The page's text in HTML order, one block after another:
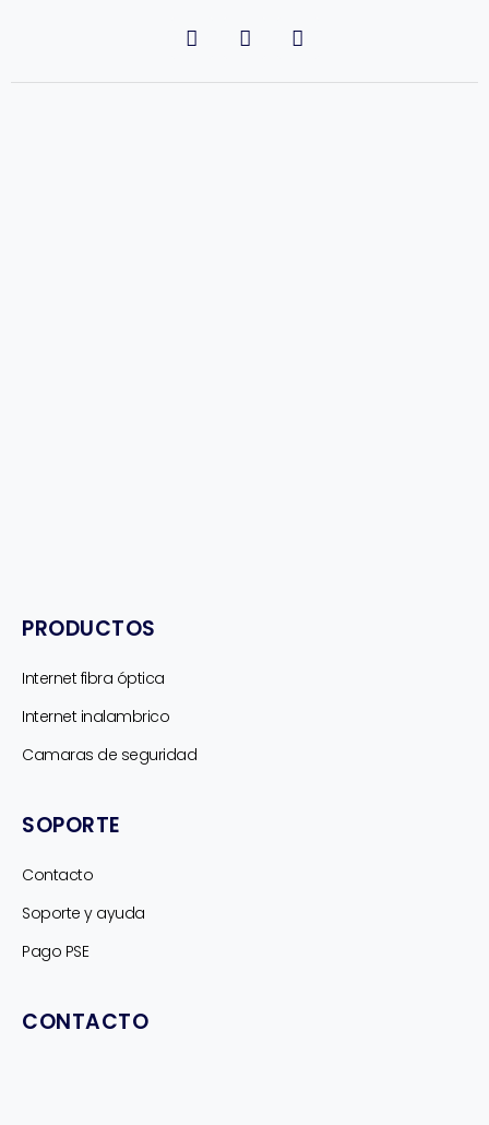
PRODUCTOS
Internet fibra óptica
Internet inalambrico
Camaras de seguridad
SOPORTE
Contacto
Soporte y ayuda
Pago PSE
CONTACTO